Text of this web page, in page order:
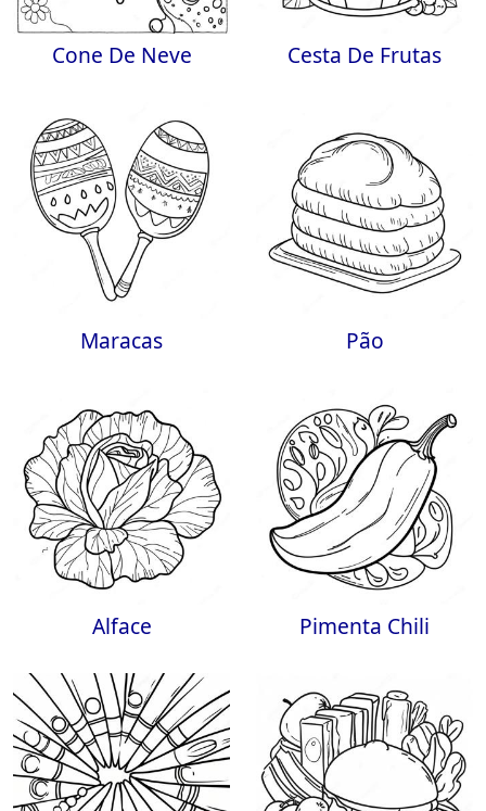
Cone De Neve Cesta De Frutas
Maracas Pão
Alface Pimenta Chili